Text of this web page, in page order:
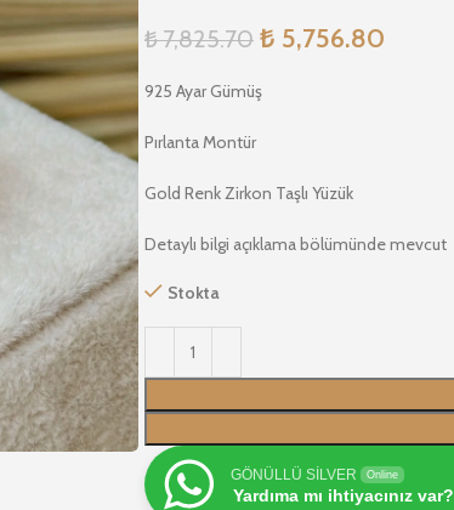
₺7,825.70 ₺ 5,756.80
925 Ayar Gümüş
Pırlanta Montür
Gold Renk Zirkon Taşlı Yüzük
Detaylı bilgi açıklama bölümünde mevcut
Stokta
GÖNÜLLÜ SİLVER Online
Yardıma mı ihtiyacınız var?